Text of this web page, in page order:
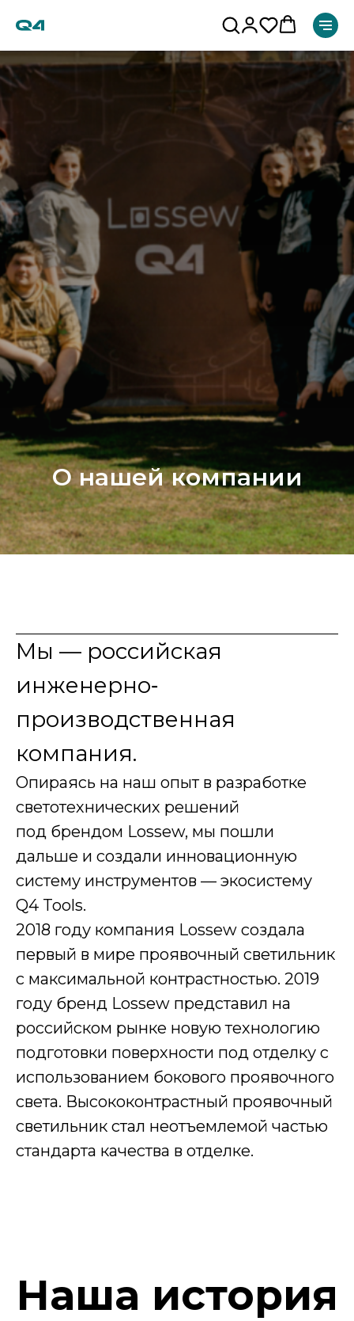
О нашей компании
Опираясь на наш опыт в разработке
светотехнических решений
под брендом Lossew, мы пошли
дальше и создали инновационную
систему инструментов — экосистему
Q4 Tools.
Мы — российская
инженерно‑
производственная
компания.
2018 году компания Lossew создала
первый в мире проявочный светильник
с максимальной контрастностью. 2019
году бренд Lossew представил на
российском рынке новую технологию
подготовки поверхности под отделку с
использованием бокового проявочного
света. Высококонтрастный проявочный
светильник стал неотъемлемой частью
стандарта качества в отделке.
Наша история